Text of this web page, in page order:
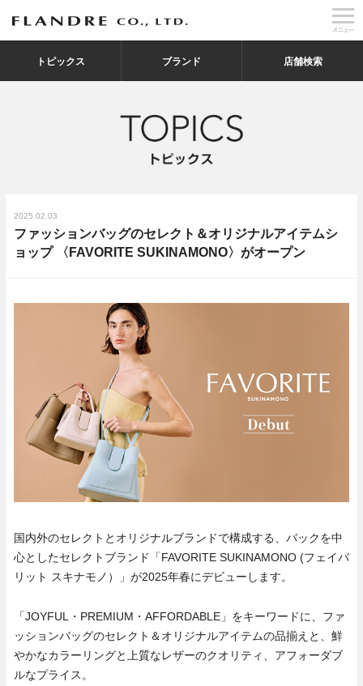
トピックス ブランド 店舗検索
ファッションバッグのセレクト＆オリジナルアイテムシ
ョップ 〈FAVORITE SUKINAMONO〉がオープン
2025.02.03
国内外のセレクトとオリジナルブランドで構成する、バックを中
心としたセレクトブランド「FAVORITE SUKINAMONO (フェイバ
リット スキナモノ）」が2025年春にデビューします。
「JOYFUL・PREMIUM・AFFORDABLE」をキーワードに、ファ
ッションバッグのセレクト＆オリジナルアイテムの品揃えと、鮮
やかなカラーリングと上質なレザーのクオリティ、アフォーダブ
ルなプライス。